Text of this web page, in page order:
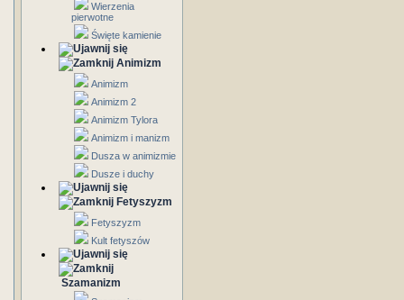
Wierzenia
pierwotne
Święte kamienie
Animizm
Animizm
Animizm 2
Animizm Tylora
Animizm i manizm
Dusza w animizmie
Dusze i duchy
Fetyszyzm
Fetyszyzm
Kult fetyszów
Szamanizm